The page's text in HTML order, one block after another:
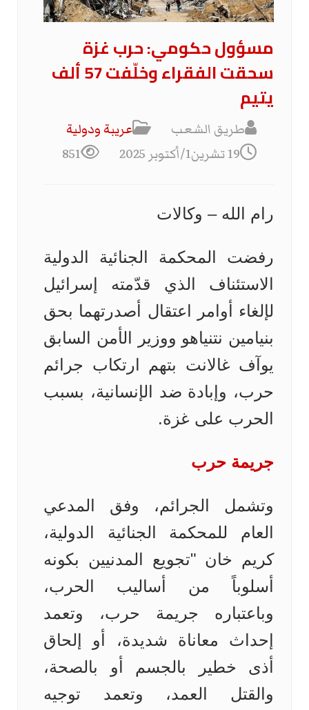
مسؤول حكومي: حرب غزة
سحقت الفقراء وخلّفت 57 ألف
يتيم
طريق الشعب
عریبة ودولیة
19 تشرين1/أكتوبر 2025
851
رام الله – وكالات
رفضت المحكمة الجنائية الدولية
الاستئناف الذي قدّمته إسرائيل
لإلغاء أوامر اعتقال أصدرتهما بحق
بنيامين نتنياهو ووزير الأمن السابق
يوآف غالانت بتهم ارتكاب جرائم
حرب، وإبادة ضد الإنسانية، بسبب
الحرب على غزة.
جريمة حرب
وتشمل الجرائم، وفق المدعي
العام للمحكمة الجنائية الدولية،
كريم خان "تجويع المدنيين بكونه
أسلوباً من أساليب الحرب،
وباعتباره جريمة حرب، وتعمد
إحداث معاناة شديدة، أو إلحاق
أذى خطير بالجسم أو بالصحة،
والقتل العمد، وتعمد توجيه